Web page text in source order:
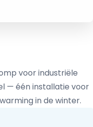
voor industriële
— één installatie voor
in de winter.